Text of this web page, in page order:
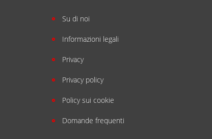
Su di noi
Informazioni legali
Privacy
Privacy policy
Policy sui cookie
Domande frequenti